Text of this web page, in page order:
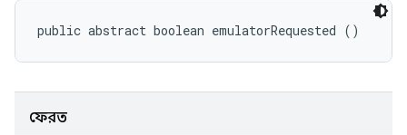
public abstract boolean emulatorRequested ()
ফেরত